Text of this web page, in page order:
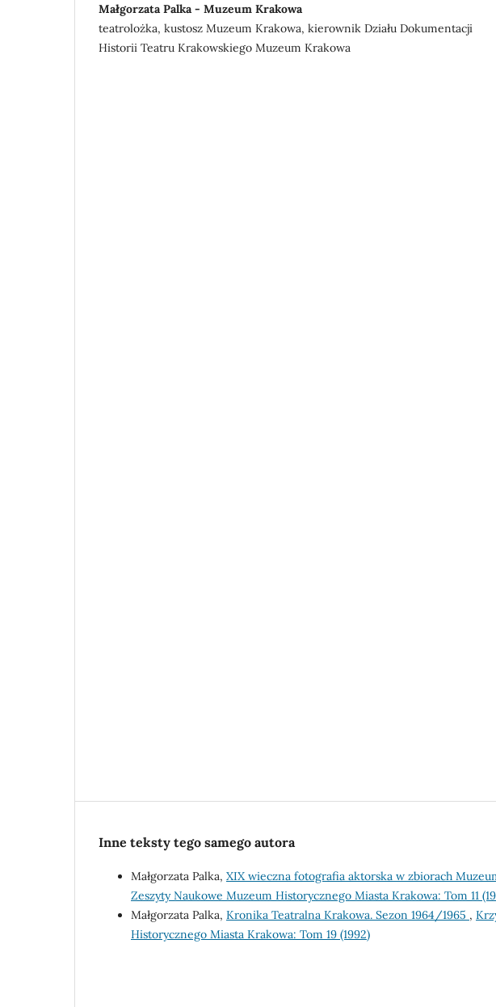
Małgorzata Palka - Muzeum Krakowa
teatrolożka, kustosz Muzeum Krakowa, kierownik Działu Dokumentacji
Historii Teatru Krakowskiego Muzeum Krakowa
Inne teksty tego samego autora
Małgorzata Palka, XIX wieczna fotografia aktorska w zbiorach
Zeszyty Naukowe Muzeum Historycznego Miasta Krakowa: Tom 11
Małgorzata Palka, Kronika Teatralna Krakowa. Sezon 1964/1965 ,
Historycznego Miasta Krakowa: Tom 19 (1992)